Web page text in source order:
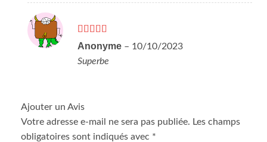
Note5sur 5
Anonyme – 10/10/2023
Superbe
Ajouter un Avis
Votre adresse e-mail ne sera pas publiée. Les champs
obligatoires sont indiqués avec *